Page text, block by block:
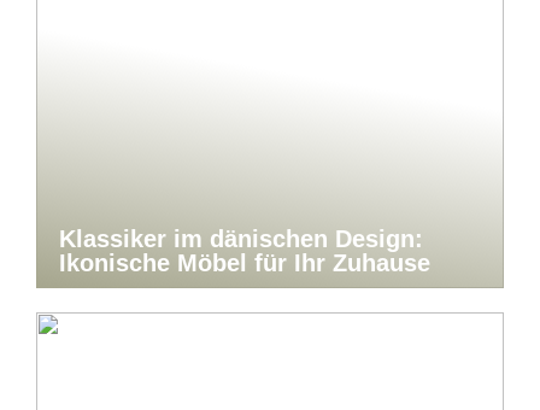
Klassiker im dänischen Design:
Ikonische Möbel für Ihr Zuhause